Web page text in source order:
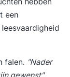
praktische
na afloop in
een
falen. "Nader
gewenst"